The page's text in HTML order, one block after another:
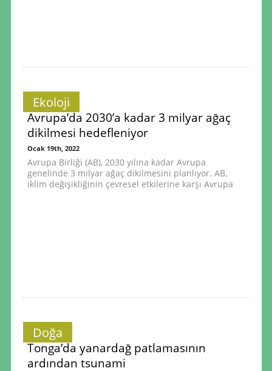
Ekoloji
Avrupa’da 2030’a kadar 3 milyar ağaç
dikilmesi hedefleniyor
Ocak 19th, 2022
Avrupa Birliği (AB), 2030 yılına kadar Avrupa
genelinde 3 milyar ağaç dikilmesini planlıyor. AB,
iklim değişikliğinin çevresel etkilerine karşı Avrupa
Doğa
Tonga’da yanardağ patlamasının
ardından tsunami